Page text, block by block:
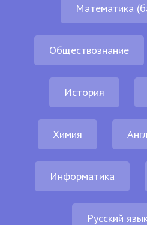
Математика
Обществознание
История
Химия
Информатика
Русский